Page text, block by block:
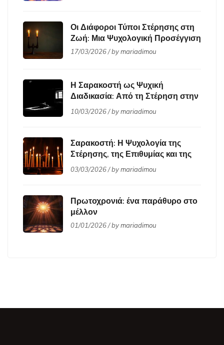
Οι Διάφοροι Τύποι Στέρησης στη
Ζωή: Μια Ψυχολογική Προσέγγιση
17/03/2026 / bymariadimou
Η Σαρακοστή ως Ψυχική
Διαδικασία: Από τη Στέρηση στην
Εσωτερική Ωρίμανση
10/03/2026 / bymariadimou
Σαρακοστή: Η Ψυχολογία της
Στέρησης, της Επιθυμίας και της
Μεταμόρφωσης
03/03/2026 / bymariadimou
Πρωτοχρονιά: ένα παράθυρο στο
μέλλον
01/01/2026 / bymariadimou